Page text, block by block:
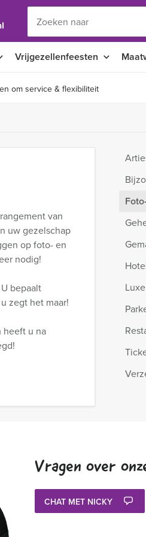
Vrijgezellenfeesten
om service & flexibiliteit
van
uw gezelschap
op foto- en
nodig!
bepaalt
zegt het maar!
heeft u na
Vragen over
CHAT MET NICKY